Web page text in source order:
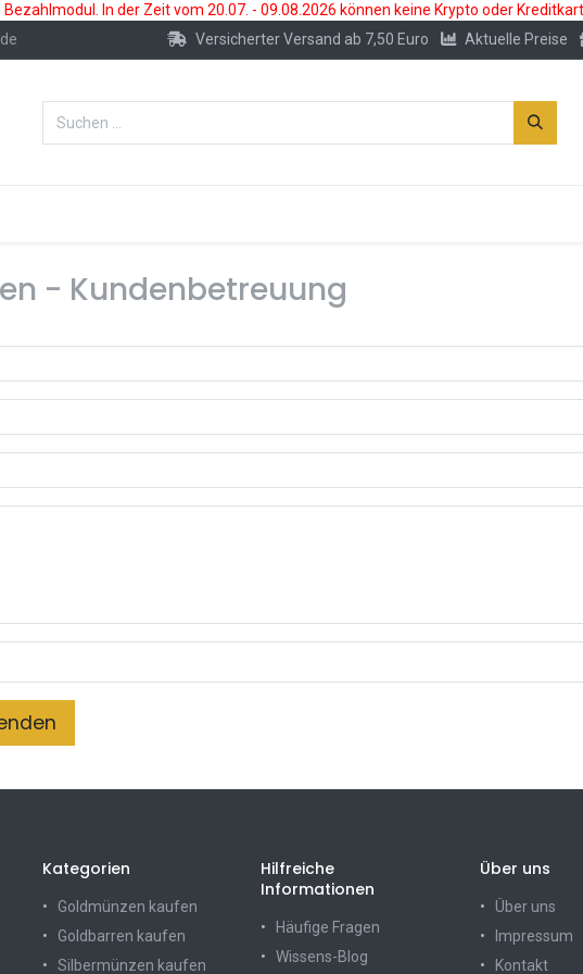
In der Zeit vom 20.07. - 09.08.2026 können keine Krypto oder
Versicherter Versand ab 7,50 Euro Aktuelle Preise
- Kundenbetreuung
Kategorien
Goldmünzen kaufen
Goldbarren kaufen
Silbermünzen kaufen
Hilfreiche
Informationen
Häufige Fragen
Wissens-Blog
Über uns
Über uns
Impressum
Kontakt